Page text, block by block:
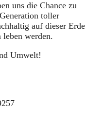
uns die Chance zu
toller
auf dieser Erde
werden.
Umwelt!